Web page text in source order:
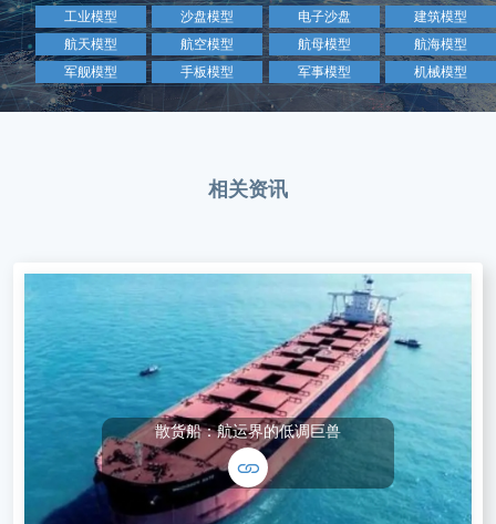
工业模型
沙盘模型 电子沙盘
建筑模型
航天模型
航空模型 航母模型
航海模型
军舰模型
手板模型 军事模型 机械模型
相关资讯
散货船：航运界的低调巨兽